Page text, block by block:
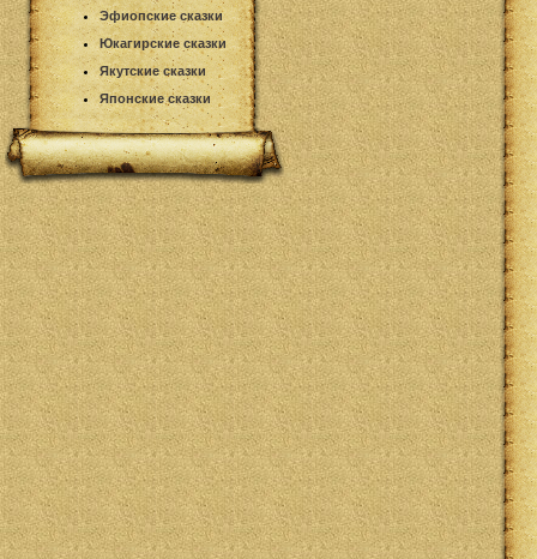
Эфиопские сказки
Юкагирские сказки
Якутские сказки
Японские сказки